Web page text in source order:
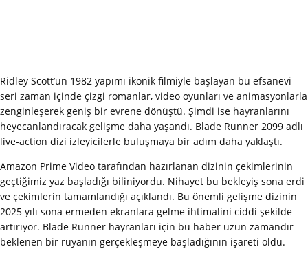
Ridley Scott’un 1982 yapımı ikonik filmiyle başlayan bu efsanevi
seri zaman içinde çizgi romanlar, video oyunları ve animasyonlarla
zenginleşerek geniş bir evrene dönüştü. Şimdi ise hayranlarını
heyecanlandıracak gelişme daha yaşandı. Blade Runner 2099 adlı
live-action dizi izleyicilerle buluşmaya bir adım daha yaklaştı.
Amazon Prime Video tarafından hazırlanan dizinin çekimlerinin
geçtiğimiz yaz başladığı biliniyordu. Nihayet bu bekleyiş sona erdi
ve çekimlerin tamamlandığı açıklandı. Bu önemli gelişme dizinin
2025 yılı sona ermeden ekranlara gelme ihtimalini ciddi şekilde
artırıyor. Blade Runner hayranları için bu haber uzun zamandır
beklenen bir rüyanın gerçekleşmeye başladığının işareti oldu.